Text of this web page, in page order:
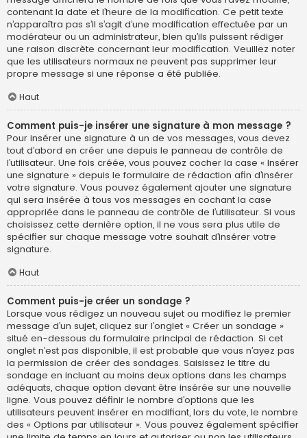
contenant la date et l’heure de la modification. Ce petit texte
n’apparaîtra pas s’il s’agit d’une modification effectuée par un
modérateur ou un administrateur, bien qu’ils puissent rédiger
une raison discrète concernant leur modification. Veuillez noter
que les utilisateurs normaux ne peuvent pas supprimer leur
propre message si une réponse a été publiée.
Haut
Comment puis-je insérer une signature à mon message ?
Pour insérer une signature à un de vos messages, vous devez
tout d’abord en créer une depuis le panneau de contrôle de
l’utilisateur. Une fois créée, vous pouvez cocher la case « Insérer
une signature » depuis le formulaire de rédaction afin d’insérer
votre signature. Vous pouvez également ajouter une signature
qui sera insérée à tous vos messages en cochant la case
appropriée dans le panneau de contrôle de l’utilisateur. Si vous
choisissez cette dernière option, il ne vous sera plus utile de
spécifier sur chaque message votre souhait d’insérer votre
signature.
Haut
Comment puis-je créer un sondage ?
Lorsque vous rédigez un nouveau sujet ou modifiez le premier
message d’un sujet, cliquez sur l’onglet « Créer un sondage »
situé en-dessous du formulaire principal de rédaction. Si cet
onglet n’est pas disponible, il est probable que vous n’ayez pas
la permission de créer des sondages. Saisissez le titre du
sondage en incluant au moins deux options dans les champs
adéquats, chaque option devant être insérée sur une nouvelle
ligne. Vous pouvez définir le nombre d’options que les
utilisateurs peuvent insérer en modifiant, lors du vote, le nombre
des « Options par utilisateur ». Vous pouvez également spécifier